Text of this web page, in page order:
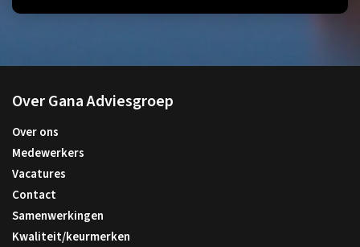
Over Gana Adviesgroep
Over ons
Medewerkers
Vacatures
Contact
Samenwerkingen
Kwaliteit/keurmerken